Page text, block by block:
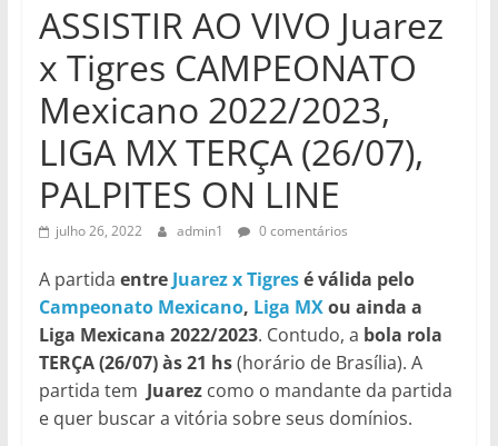
ASSISTIR AO VIVO Juarez
x Tigres CAMPEONATO
Mexicano 2022/2023,
LIGA MX TERÇA (26/07),
PALPITES ON LINE
julho 26, 2022 admin1 0 comentários
A partida entre Juarez x Tigresé válida pelo
Campeonato Mexicano, Liga MXou ainda a
Liga Mexicana 2022/2023. Contudo, a bola rola
TERÇA (26/07)às 21 hs(horário de Brasília). A
partida tem Juarez como o mandante da partida
e quer buscar a vitória sobre seus domínios.